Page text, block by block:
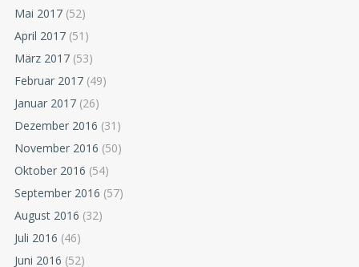
Mai 2017 (52)
April 2017 (51)
März 2017 (53)
Februar 2017 (49)
Januar 2017 (26)
Dezember 2016 (31)
November 2016 (50)
Oktober 2016 (54)
September 2016 (57)
August 2016 (32)
Juli 2016 (46)
Juni 2016 (52)